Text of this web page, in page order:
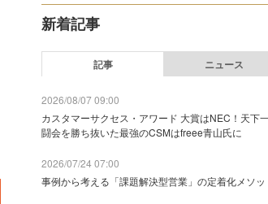
新着記事
記事 ニュース
2026/08/07 09:00
カスタマーサクセス・アワード 大賞はNEC！天下
闘会を勝ち抜いた最強のCSMはfreee青山氏に
2026/07/24 07:00
事例から考える「課題解決型営業」の定着化メソッ